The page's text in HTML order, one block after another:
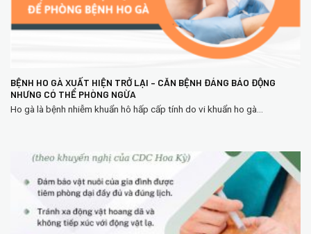
BỆNH HO GÀ XUẤT HIỆN TRỞ LẠI – CĂN BỆNH ĐÁNG BÁO ĐỘNG
NHƯNG CÓ THỂ PHÒNG NGỪA
Ho gà là bệnh nhiễm khuẩn hô hấp cấp tính do vi khuẩn ho gà...